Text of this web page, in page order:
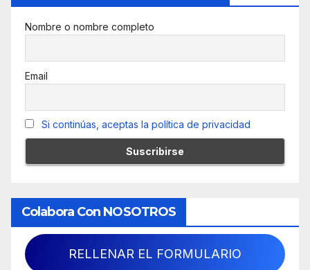
Nombre o nombre completo
Email
Si continúas, aceptas la política de privacidad
Colabora Con NOSOTROS
RELLENAR EL FORMULARIO